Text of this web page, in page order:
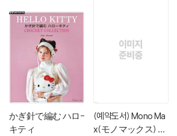
かぎ針で編む ハロ-
キティ
(예약도서) Mono Ma
x(モノマックス) 20